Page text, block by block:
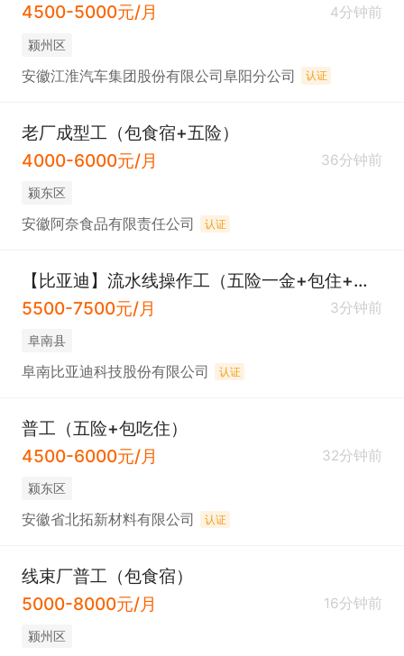
4500-5000元/月
4分钟前
颍州区
安徽江淮汽车集团股份有限公司阜阳分公司 认证
老厂成型工（包食宿+五险）
4000-6000元/月
36分钟前
颍东区
安徽阿奈食品有限责任公司 认证
【比亚迪】流水线操作工（五险一金+包住+补助+年假）
5500-7500元/月
3分钟前
阜南县
阜南比亚迪科技股份有限公司 认证
普工（五险+包吃住）
4500-6000元/月
32分钟前
颍东区
安徽省北拓新材料有限公司 认证
线束厂普工（包食宿）
5000-8000元/月
16分钟前
颍州区